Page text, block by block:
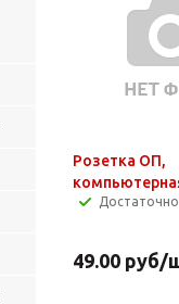
Розетка ОП,
Достаточно
49.00 руб/